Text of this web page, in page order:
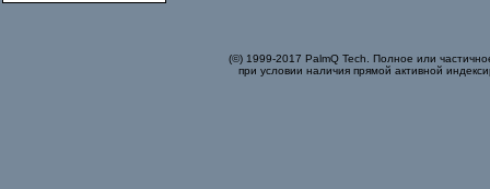
(©) 1999-2017 PalmQ Tech. Полное или
при условии наличия прямой активной